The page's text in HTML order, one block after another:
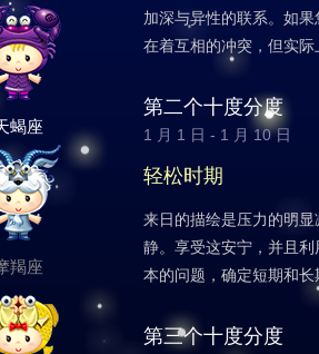
蝎座
羯座
加深与异性的联系。如
在着互相的冲突，但实
第二个十度分度
1 月 1 日 - 1 月 10 日
轻松时期
来日的描绘是压力的明
静。享受这安宁，并且
本的问题，确定短期和长
第三个十度分度